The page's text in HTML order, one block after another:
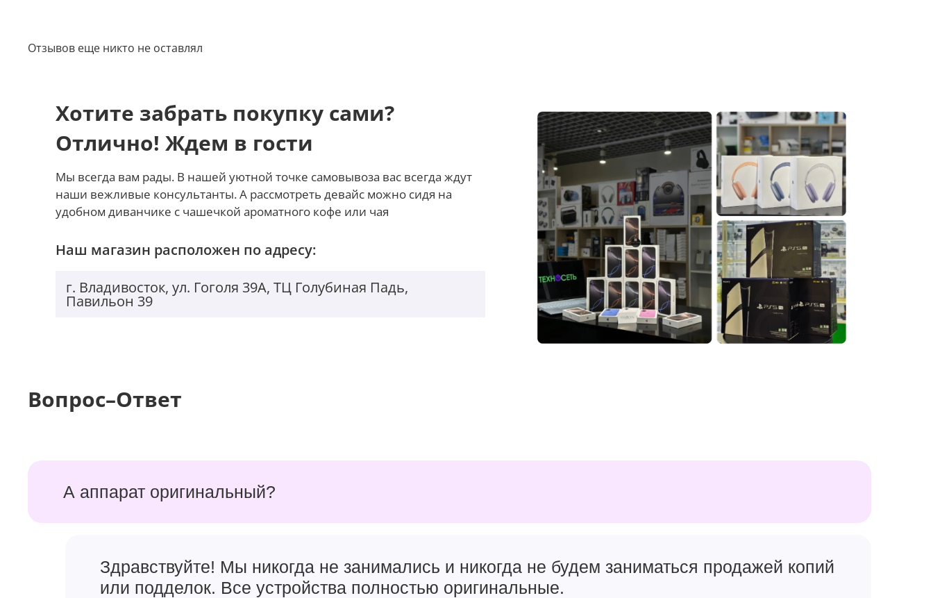
Отзывов еще никто не оставлял
Хотите забрать покупку сами?
Отлично! Ждем в гости
Мы всегда вам рады. В нашей уютной точке самовывоза вас всегда ждут
наши вежливые консультанты. А рассмотреть девайс можно сидя на
удобном диванчике с чашечкой ароматного кофе или чая
Наш магазин расположен по адресу:
г. Владивосток, ул. Гоголя 39А, ТЦ Голубиная Падь,
Павильон 39
Вопрос–Ответ
А аппарат оригинальный?
Здравствуйте! Мы никогда не занимались и никогда не будем заниматься продажей копий
или подделок. Все устройства полностью оригинальные.